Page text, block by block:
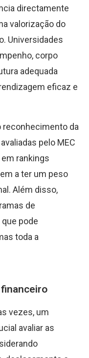
directamente
valorização do
Universidades
corpo
adequada
eficaz e
reconhecimento da
pelo MEC
rankings
a ter um peso
Além disso,
de
pode
toda a
vezes, um
avaliar as